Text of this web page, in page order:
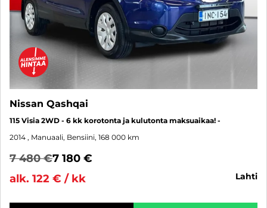
Nissan Qashqai
115 Visia 2WD - 6 kk korotonta ja kulutonta maksuaikaa! -
2014 , Manuaali, Bensiini, 168 000 km
7 480 €7 180 €
alk. 122 € / kk
lahti